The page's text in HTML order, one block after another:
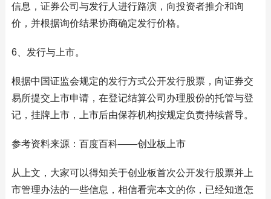
信息，证券公司与发行人进行路演，向投资者推介和询
价，并根据询价结果协商确定发行价格。
6、发行与上市。
根据中国证监会规定的发行方式公开发行股票，向证券交
易所提交上市申请，在登记结算公司办理股份的托管与登
记，挂牌上市，上市后由保荐机构按规定负责持续督导。
参考资料来源：百度百科——创业板上市
从上文，大家可以得知关于创业板首次公开发行股票并上
市管理办法的一些信息，相信看完本文的你，已经知道怎